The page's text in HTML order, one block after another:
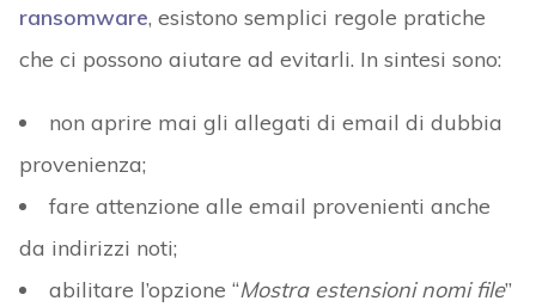
ransomware, esistono semplici regole pratiche
che ci possono aiutare ad evitarli. In sintesi sono:
non aprire mai gli allegati di email di dubbia
provenienza;
fare attenzione alle email provenienti anche
da indirizzi noti;
abilitare l’opzione “Mostra estensioni nomi file”